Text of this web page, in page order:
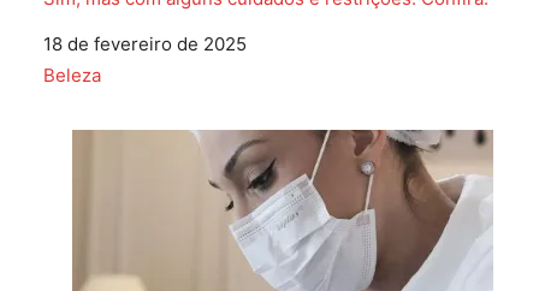
Data
18 de fevereiro de 2025
Em relação a
Beleza